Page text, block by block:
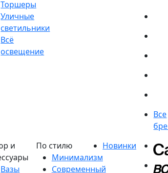
Торшеры
Уличные
светильники
Вазы